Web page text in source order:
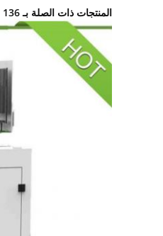
المنتجات ذات الصلة بـ EN 136 اختبار قناع حريق